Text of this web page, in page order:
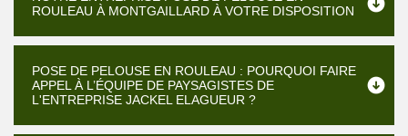
ROULEAU À MONTGAILLARD À VOTRE DISPOSITION
POSE DE PELOUSE EN ROULEAU : POURQUOI FAIRE
APPEL À L’ÉQUIPE DE PAYSAGISTES DE
L'ENTREPRISE JACKEL ELAGUEUR ?